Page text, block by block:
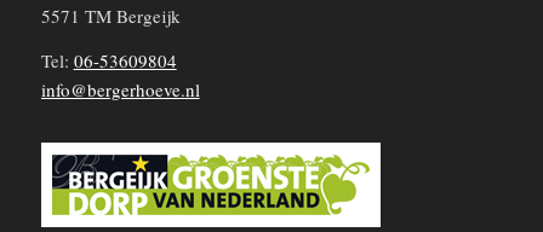
5571 TM Bergeijk
Tel: 06-53609804
info@bergerhoeve.nl